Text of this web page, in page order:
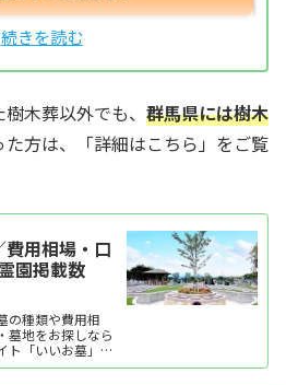
木葬以外でも、 群馬県には樹木
た方は、「詳細はこちら」をご覧
用相場・口
園掲載数
の種類や費用相
墓地をお探しなら
ト「いいお墓」に
学予約・お墓の相